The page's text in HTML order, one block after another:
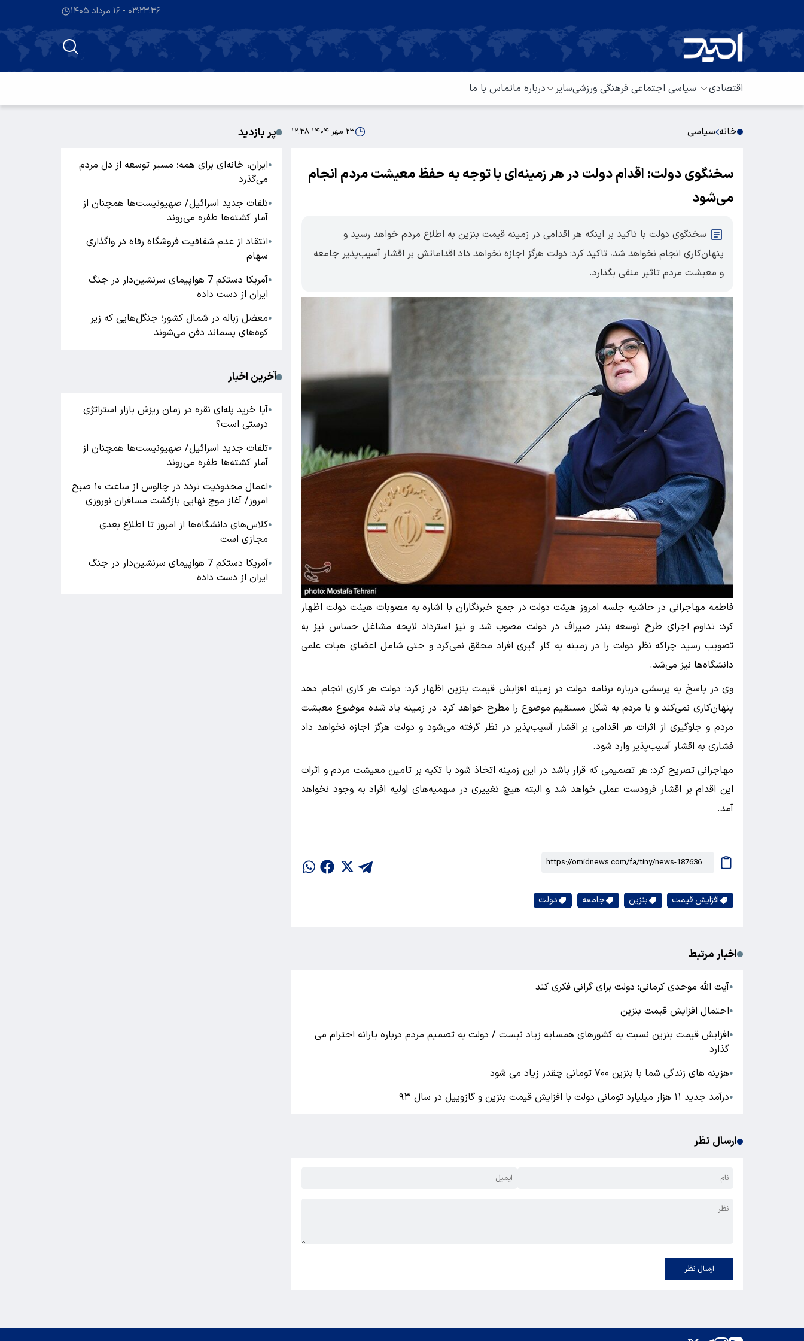
۰۳:۲۳:۳۷ - ۱۶ مرداد ۱۴۰۵
اقتصادی سیاسی اجتماعی فرهنگی ورزشیسایر درباره ماتماس با ما
خانه سیاسی ۲۳ مهر ۱۴۰۴ ۱۲:۳۸
سخنگوی دولت: اقدام دولت در هر زمینه‌ای با توجه به حفظ معیشت مردم انجام
می‌شود
سخنگوی دولت با تاکید بر اینکه هر اقدامی در زمینه قیمت بنزین به اطلاع مردم خواهد رسید و
پنهان‌کاری انجام نخواهد شد، تاکید کرد: دولت هرگز اجازه نخواهد داد اقداماتش بر اقشار آسیب‌پذیر جامعه
و معیشت مردم تاثیر منفی بگذارد.
فاطمه مهاجرانی در حاشیه جلسه امروز هیئت دولت در جمع خبرنگاران با اشاره به مصوبات هیئت دولت اظهار
کرد: تداوم اجرای طرح توسعه بندر صیراف در دولت مصوب شد و نیز استرداد لایحه مشاغل حساس نیز به
تصویب رسید چراکه نظر دولت را در زمینه به کار گیری افراد محقق نمی‌کرد و حتی شامل اعضای هیات علمی
دانشگاه‌ها نیز می‌شد.
وی در پاسخ به پرسشی درباره برنامه دولت در زمینه افزایش قیمت بنزین اظهار کرد: دولت هر کاری انجام دهد
پنهان‌کاری نمی‌کند و با مردم به شکل مستقیم موضوع را مطرح خواهد کرد. در زمینه یاد شده موضوع معیشت
مردم و جلوگیری از اثرات هر اقدامی بر اقشار آسیب‌پذیر در نظر گرفته می‌شود و دولت هرگز اجازه نخواهد داد
فشاری به اقشار آسیب‌پذیر وارد شود.
مهاجرانی تصریح کرد: هر تصمیمی که قرار باشد در این زمینه اتخاذ شود با تکیه بر تامین معیشت مردم و اثرات
این اقدام بر اقشار فرودست عملی خواهد شد و البته هیچ تغییری در سهمیه‌های اولیه افراد به وجود نخواهد
آمد.
افزایش قیمت بنزین جامعه دولت
اخبار مرتبط
●آیت الله موحدی کرمانی: دولت برای گرانی فکری کند
●احتمال افزایش قیمت بنزین
●افزایش قیمت بنزین نسبت به کشورهای همسایه زیاد نیست / دولت به تصمیم مردم درباره یارانه احترام می
گذارد
●هزینه های زندگی شما با بنزین ۷۰۰ تومانی چقدر زیاد می شود
●درآمد جدید ۱۱ هزار میلیارد تومانی دولت با افزایش قیمت بنزین و گازوییل در سال ۹۳
ارسال نظر
ارسال نظر
پر بازدید
●ایران، خانه‌ای برای همه؛ مسیر توسعه از دل مردم
می‌گذرد
●تلفات جدید اسرائیل/ صهیونیست‌ها همچنان از
آمار کشته‌ها طفره می‌روند
●انتقاد از عدم شفافیت فروشگاه رفاه در واگذاری
سهام
●
آمریکا دستکم 7 هواپیمای سرنشین‌دار در جنگ
ایران از دست داده
●معضل زباله در شمال کشور؛ جنگل‌هایی که زیر
کوه‌های پسماند دفن می‌شوند
آخرین اخبار
●آیا خرید پله‌ای نقره در زمان ریزش بازار استراتژی
درستی است؟
●تلفات جدید اسرائیل/ صهیونیست‌ها همچنان از
آمار کشته‌ها طفره می‌روند
●
اعمال محدودیت تردد در چالوس از ساعت ۱۰ صبح
امروز/ آغاز موج نهایی بازگشت مسافران نوروزی
●کلاس‌های دانشگاه‌ها از امروز تا اطلاع بعدی
مجازی است
●
آمریکا دستکم 7 هواپیمای سرنشین‌دار در جنگ
ایران از دست داده